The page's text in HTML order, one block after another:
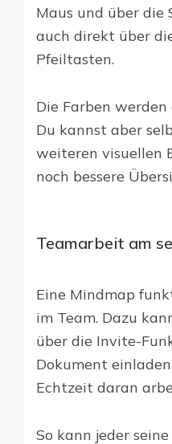
Maus und über die
auch direkt über
Pfeiltasten.
Die Farben
Du kannst aber
weiteren visuellen
noch bessere
Teamarbeit am
Eine Mindmap
im Team. Dazu
über die Invite-
Dokument
Echtzeit daran
So kann jeder